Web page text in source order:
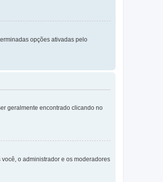
opções ativadas pelo
geralmente encontrado clicando no
você, o administrador e os moderadores